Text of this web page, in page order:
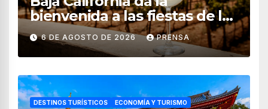
bienvenida a las fiestas de la
vendimia 2026
6 DE AGOSTO DE 2026 PRENSA
DESTINOS TURÍSTICOS ECONOMÍA Y TURISMO